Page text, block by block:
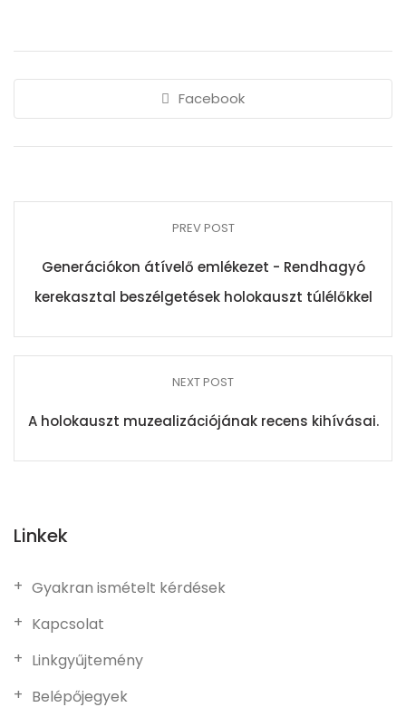
Facebook
PREV POST
Generációkon átívelő emlékezet - Rendhagyó
kerekasztal beszélgetések holokauszt túlélőkkel
NEXT POST
A holokauszt muzealizációjának recens kihívásai.
Linkek
Gyakran ismételt kérdések
Kapcsolat
Linkgyűjtemény
Belépőjegyek